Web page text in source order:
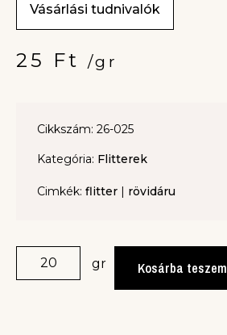
Vásárlási tudnivalók
25 Ft /gr
Cikkszám: 26-025
Kategória: Flitterek
Cimkék: flitter rövidáru
gr Kosárba teszem